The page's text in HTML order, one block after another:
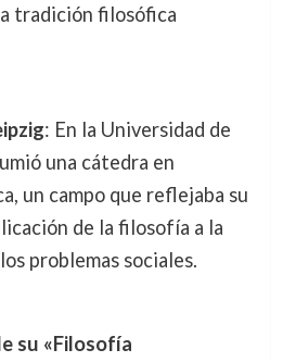
tradición filosófica
: En la Universidad de
una cátedra en
un campo que reflejaba su
de la filosofía a la
problemas sociales.
su «Filosofía